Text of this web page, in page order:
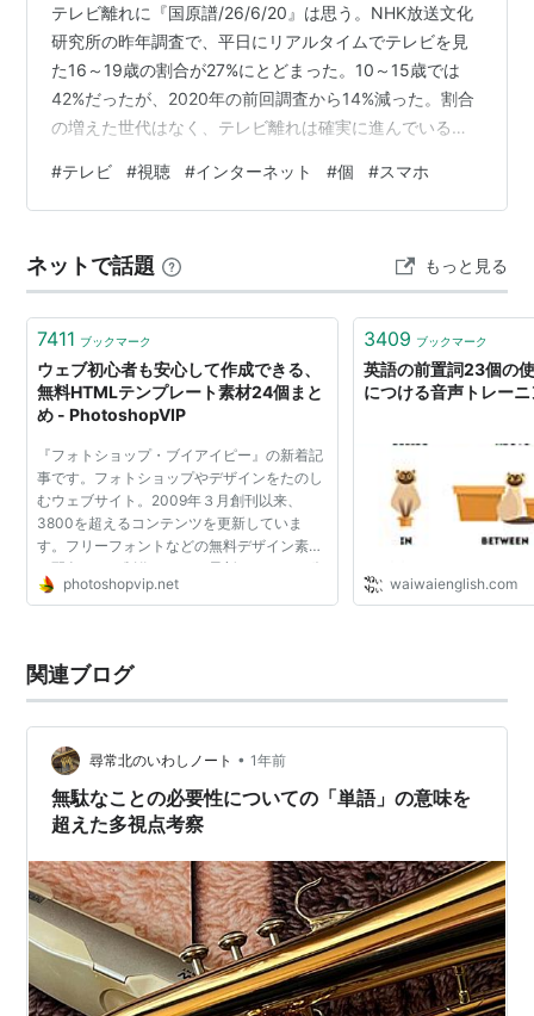
テレビ離れに『国原譜/26/6/20』は思う。NHK放送文化
研究所の昨年調査で、平日にリアルタイムでテレビを見
た16～19歳の割合が27%にとどまった。10～15歳では
42%だったが、2020年の前回調査から14%減った。割合
の増えた世代はなく、テレビ離れは確実に進んでいるよ
で、20代では58%とテレビを大きく上回る。右肩上がり
の動画利用と下降線をたどるテレビ視聴の交点が30代。
え、60代でもほぼ4人に1人が動画を利用しており、5年
後の調査ではテレビ視聴との交点がさらに上触れしてい
るだろう。スマホ…
#テレビ #視聴 #インターネット #個 #スマホ
ネットで話題 もっと見る
7411 ブックマーク
ウェブ初心者も安心して作成できる、
無料HTMLテンプレート素材24個まと
め - PhotoshopVIP
『フォトショップ・ブイアイピー』の新着記
事です。フォトショップやデザインをたのし
むウェブサイト。2009年３月創刊以来、
3800を超えるコンテンツを更新していま
す。フリーフォントなどの無料デザイン素材
／配色やWeb制作といった最新トレンドも公
開中。photoshopvip.net
3409 ブックマーク
英語の前置詞23個の
につける音声トレー
waiwaienglish.com
関連ブログ
尋常北のいわしノート • 1年前
無駄なことの必要性についての「単語」の意味を
超えた多視点考察